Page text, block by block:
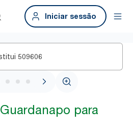
Iniciar sessão
509606
1 / 5
Guardanapo para